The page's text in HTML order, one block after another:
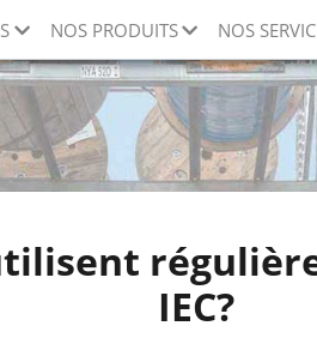
NOS PRODUITS NOS
IEC?